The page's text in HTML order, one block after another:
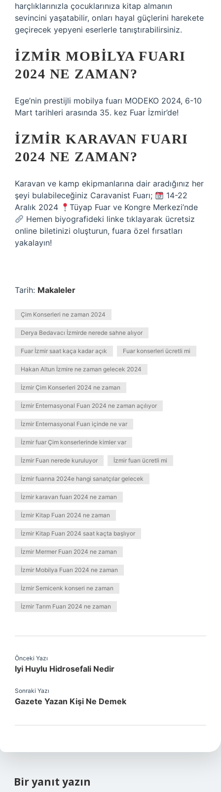
harçlıklarınızla çocuklarınıza kitap almanın
sevincini yaşatabilir, onları hayal güçlerini harekete
geçirecek yepyeni eserlerle tanıştırabilirsiniz.
İZMIR MOBILYA FUARI
2024 NE ZAMAN?
Ege’nin prestijli mobilya fuarı MODEKO 2024, 6-10
Mart tarihleri ​​arasında 35. kez Fuar İzmir’de!
İZMIR KARAVAN FUARI
2024 NE ZAMAN?
Karavan ve kamp ekipmanlarına dair aradığınız her
şeyi bulabileceğiniz Caravanist Fuarı;
14-22
Aralık 2024
Tüyap Fuar ve Kongre Merkezi’nde
Hemen biyografideki linke tıklayarak ücretsiz
online biletinizi oluşturun, fuara özel fırsatları
yakalayın!
Tarih: Makaleler
Çim Konserleri ne zaman 2024
Derya Bedavacı İzmirde nerede sahne alıyor
Fuar İzmir saat kaça kadar açık Fuar konserleri ücretli mi
Hakan Altun İzmire ne zaman gelecek 2024
İzmir Çim Konserleri 2024 ne zaman
İzmir Enternasyonal Fuarı 2024 ne zaman açılıyor
İzmir Enternasyonal Fuarı içinde ne var
İzmir fuar Çim konserlerinde kimler var
İzmir Fuarı nerede kuruluyor İzmir fuarı ücretli mi
İzmir fuarına 2024e hangi sanatçılar gelecek
İzmir karavan fuarı 2024 ne zaman
İzmir Kitap Fuarı 2024 ne zaman
İzmir Kitap Fuarı 2024 saat kaçta başlıyor
İzmir Mermer Fuarı 2024 ne zaman
İzmir Mobilya Fuarı 2024 ne zaman
İzmir Semicenk konseri ne zaman
İzmir Tarım Fuarı 2024 ne zaman
Önceki Yazı
Iyi Huylu Hidrosefali Nedir
Sonraki Yazı
Gazete Yazan Kişi Ne Demek
Bir yanıt yazın